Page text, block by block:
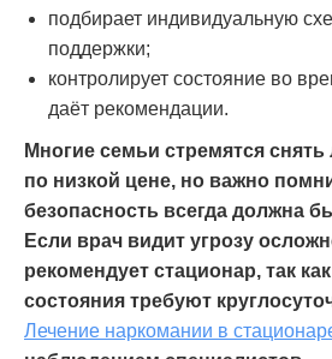
подбирает индивидуальную
поддержки;
контролирует состояние во
даёт рекомендации.
Многие семьи стремятся
по низкой цене, но важно
безопасность всегда должна
Если врач видит угрозу
рекомендует стационар, так
состояния требуют
Лечение наркомании в